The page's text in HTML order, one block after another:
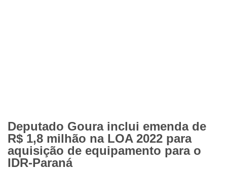
Deputado Goura inclui emenda de
R$ 1,8 milhão na LOA 2022 para
aquisição de equipamento para o
IDR-Paraná